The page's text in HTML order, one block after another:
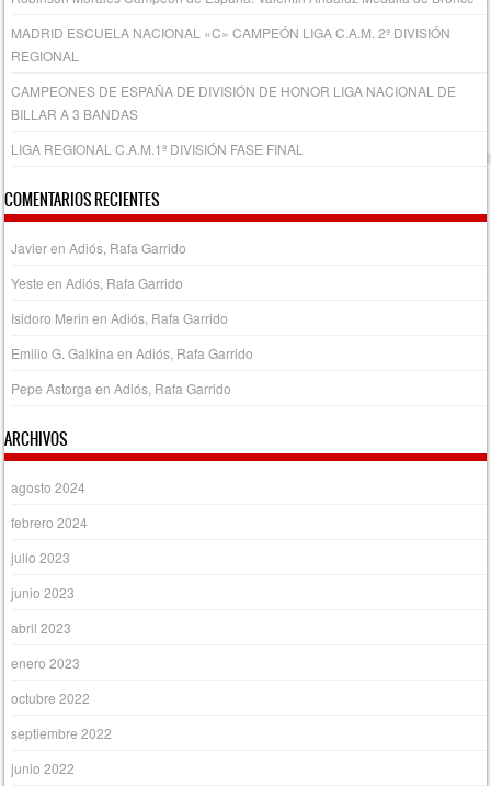
MADRID ESCUELA NACIONAL «C» CAMPEÓN LIGA C.A.M. 2ª DIVISIÓN
REGIONAL
CAMPEONES DE ESPAÑA DE DIVISIÓN DE HONOR LIGA NACIONAL DE
BILLAR A 3 BANDAS
LIGA REGIONAL C.A.M.1ª DIVISIÓN FASE FINAL
COMENTARIOS RECIENTES
JavierenAdiós, Rafa Garrido
Yeste enAdiós, Rafa Garrido
Isidoro Merin enAdiós, Rafa Garrido
Emilio G. Galkina enAdiós, Rafa Garrido
Pepe Astorga enAdiós, Rafa Garrido
ARCHIVOS
agosto 2024
febrero 2024
julio 2023
junio 2023
abril 2023
enero 2023
octubre 2022
septiembre 2022
junio 2022